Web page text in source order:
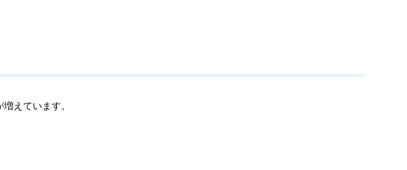
えています。